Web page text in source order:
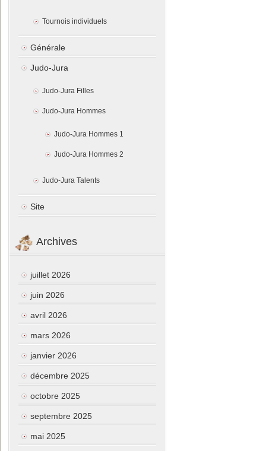
Tournois individuels
Générale
Judo-Jura
Judo-Jura Filles
Judo-Jura Hommes
Judo-Jura Hommes 1
Judo-Jura Hommes 2
Judo-Jura Talents
Site
Archives
juillet 2026
juin 2026
avril 2026
mars 2026
janvier 2026
décembre 2025
octobre 2025
septembre 2025
mai 2025